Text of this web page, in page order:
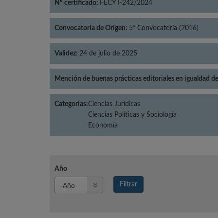
Nº certificado: FECYT-242/2024
Convocatoria de Origen: 5ª Convocatoria (2016)
Validez: 24 de julio de 2025
Mención de buenas prácticas editoriales en igualdad
Categorías:Ciencias Jurídicas
Ciencias Políticas y Sociología
Economía
Año
Filtrar